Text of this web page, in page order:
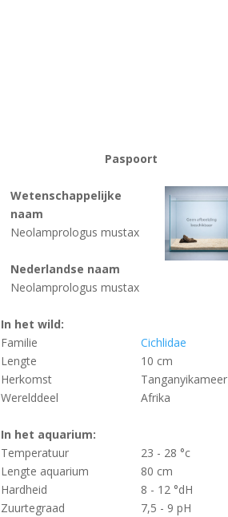
Paspoort
Wetenschappelijke
naam
Neolamprologus mustax
Nederlandse naam
Neolamprologus mustax
In het wild:
Familie
Cichlidae
Lengte
10 cm
Herkomst
Tanganyikameer
Werelddeel
Afrika
In het aquarium:
Temperatuur
23 - 28 °c
Lengte aquarium
80 cm
Hardheid
8 - 12 °dH
Zuurtegraad
7,5 - 9 pH